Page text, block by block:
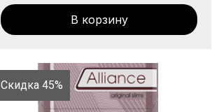
В корзину
Скидка 45%